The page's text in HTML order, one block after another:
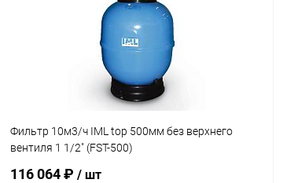
Фильтр 10м3/ч IML top 500мм без верхнего
вентиля 1 1/2" (FST-500)
116 064 ₽ / шт